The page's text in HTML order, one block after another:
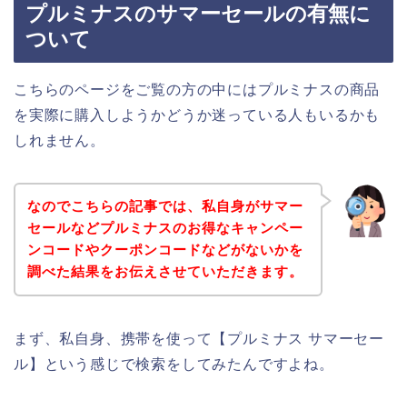
プルミナスのサマーセールの有無に
ついて
こちらのページをご覧の方の中にはプルミナスの商品
を実際に購入しようかどうか迷っている人もいるかも
しれません。
なのでこちらの記事では、私自身がサマー
セールなどプルミナスのお得なキャンペー
ンコードやクーポンコードなどがないかを
調べた結果をお伝えさせていただきます。
まず、私自身、携帯を使って【プルミナス サマーセー
ル】という感じで検索をしてみたんですよね。